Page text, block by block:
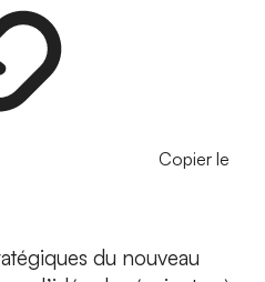
Copier le
du nouveau